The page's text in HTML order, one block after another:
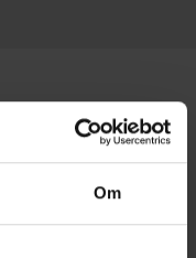
Om
erhvervsevne i
EarlyCare på